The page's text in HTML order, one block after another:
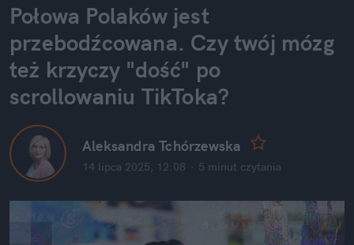
Połowa Polaków jest
przebodźcowana. Czy twój mózg
też krzyczy "dość" po
scrollowaniu TikToka?
Aleksandra Tchórzewska
14 lipca 2025, 12:08 · 5 minut czytania